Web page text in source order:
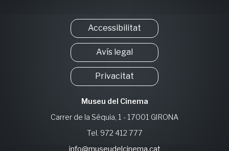
Accessibilitat
Avís legal
Privacitat
Museu del Cinema
Carrer de la Séquia, 1 - 17001 GIRONA
Tel. 972 412 777
info@museudelcinema.cat